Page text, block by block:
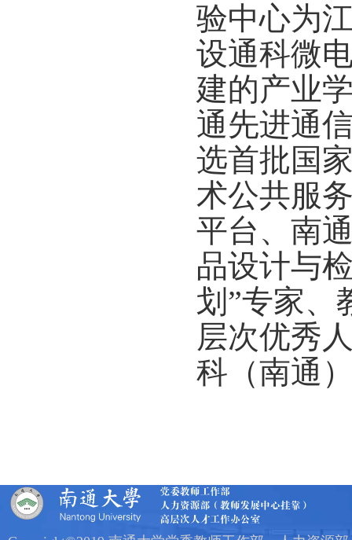
验中心为
设通科微
建的产业
通先进通
选首批国
术公共服
平台、南
品设计与
划”专家、
层次优秀
科（南通